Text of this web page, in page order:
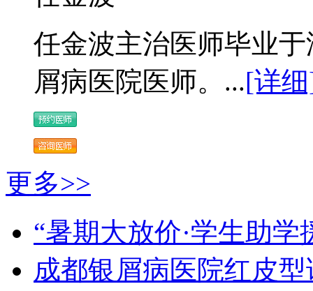
任金波主治医师毕业
屑病医院医师。...[详
更多>>
“暑期大放价·学生助学
成都银屑病医院红皮